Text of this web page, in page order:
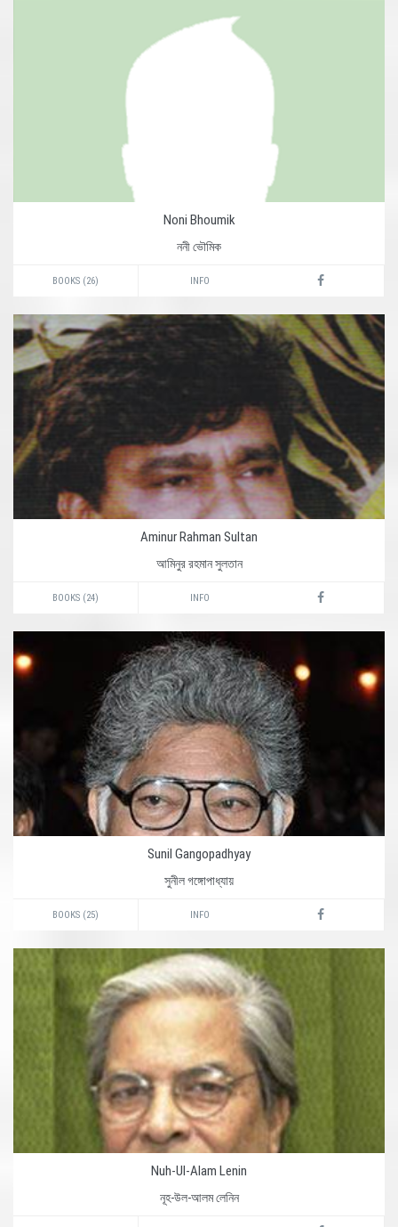
Noni Bhoumik
ননী ভৌমিক
BOOKS (26) INFO
Aminur Rahman Sultan
আমিনুর রহমান সুলতান
BOOKS (24) INFO
Sunil Gangopadhyay
সুনীল গঙ্গোপাধ্যায়
BOOKS (25) INFO
Nuh-Ul-Alam Lenin
নূহ-উল-আলম লেনিন